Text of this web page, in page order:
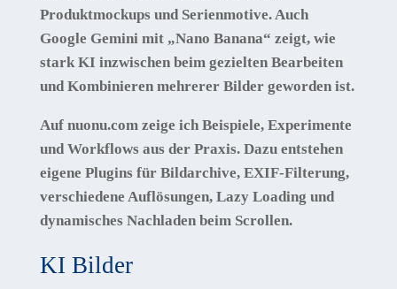
Produktmockups und Serienmotive. Auch
Google Gemini mit „Nano Banana“ zeigt, wie
stark KI inzwischen beim gezielten Bearbeiten
und Kombinieren mehrerer Bilder geworden ist.
Auf nuonu.com zeige ich Beispiele, Experimente
und Workflows aus der Praxis. Dazu entstehen
eigene Plugins für Bildarchive, EXIF-Filterung,
verschiedene Auflösungen, Lazy Loading und
dynamisches Nachladen beim Scrollen.
KI Bilder